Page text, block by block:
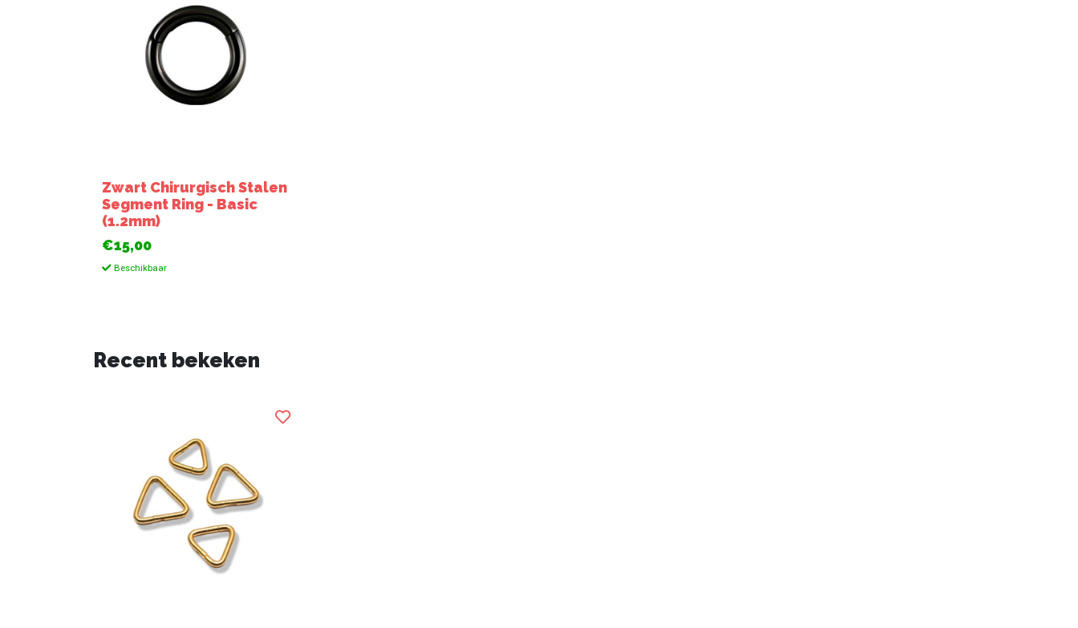
Zwart Chirurgisch Stalen
Segment Ring - Basic
(1.2mm)
€15,00
Beschikbaar
Recent bekeken